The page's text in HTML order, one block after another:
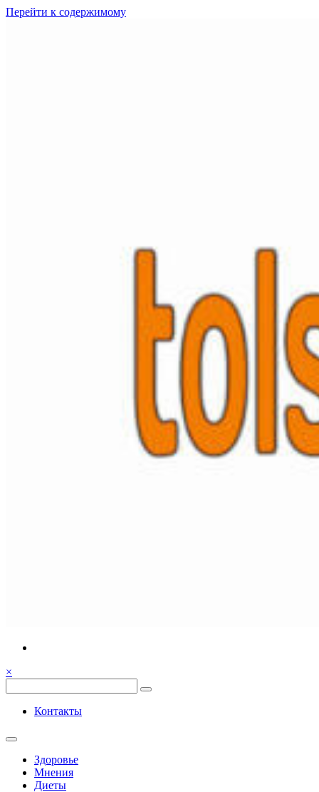
Перейти к содержимому
Весёлый и здоровый образ
жизни
Семья, общение, здоровье.
×
Весёлый и здоровый образ жизни
Контакты
Здоровье
Мнения
Диеты